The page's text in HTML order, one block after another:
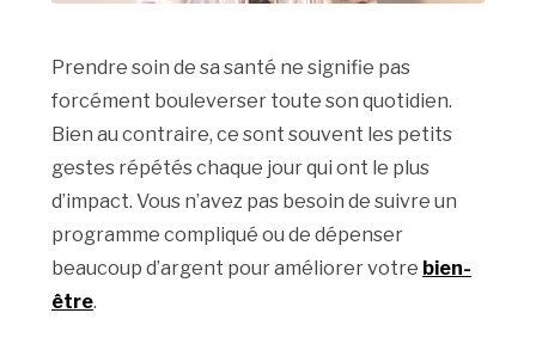
Prendre soin de sa santé ne signifie pas
forcément bouleverser toute son quotidien.
Bien au contraire, ce sont souvent les petits
gestes répétés chaque jour qui ont le plus
d’impact. Vous n’avez pas besoin de suivre un
programme compliqué ou de dépenser
beaucoup d’argent pour améliorer votre bien-
être.